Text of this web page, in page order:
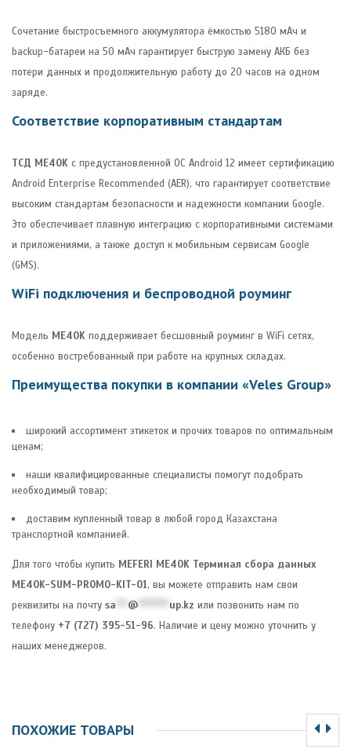
Сочетание быстросъемного аккумулятора ёмкостью 5180 мАч и
backup-батареи на 50 мАч гарантирует быструю замену АКБ без
потери данных и продолжительную работу до 20 часов на одном
заряде.
Соответствие корпоративным стандартам
ТСД ME40K с предустановленной ОС Android 12 имеет сертификацию
Android Enterprise Recommended (AER), что гарантирует соответствие
высоким стандартам безопасности и надежности компании Google.
Это обеспечивает плавную интеграцию с корпоративными системами
и приложениями, а также доступ к мобильным сервисам Google
(GMS).
WiFi подключения и беспроводной роуминг
Модель ME40K поддерживает бесшовный роуминг в WiFi сетях,
особенно востребованный при работе на крупных складах.
Преимущества покупки в компании «Veles Group»
широкий ассортимент этикеток и прочих товаров по оптимальным
ценам;
наши квалифицированные специалисты помогут подобрать
необходимый товар;
доставим купленный товар в любой город Казахстана
транспортной компанией.
Для того чтобы купить MEFERI ME40K Терминал сбора данных
ME40K-SUM-PROMO-KIT-01, вы можете отправить нам свои
реквизиты на почту sa @ ******** up.kz или позвонить нам по
телефону +7 (727) 395-51-96. Наличие и цену можно уточнить у
наших менеджеров.
ПОХОЖИЕ ТОВАРЫ